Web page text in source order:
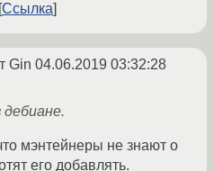
Ссылка
Gin 04.06.2019 03:32:28
мэнтейнеры не знают о
его добавлять.